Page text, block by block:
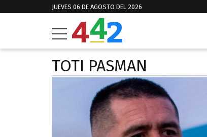
JUEVES 06 DE AGOSTO DEL 2026
TOTI PASMAN